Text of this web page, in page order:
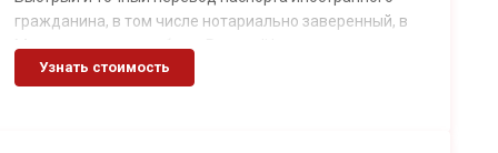
гражданина, в том числе нотариально заверенный, в
Минске предлагает бюро Perevedi.by.
Узнать стоимость